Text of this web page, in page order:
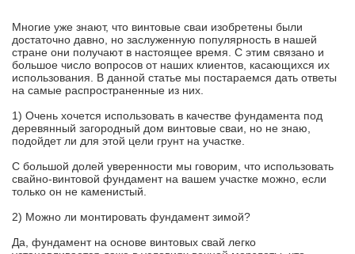
Многие уже знают, что винтовые сваи изобретены были
достаточно давно, но заслуженную популярность в нашей
стране они получают в настоящее время. С этим связано и
большое число вопросов от наших клиентов, касающихся их
использования. В данной статье мы постараемся дать ответы
на самые распространенные из них.
1) Очень хочется использовать в качестве фундамента под
деревянный загородный дом винтовые сваи, но не знаю,
подойдет ли для этой цели грунт на участке.
С большой долей уверенности мы говорим, что использовать
свайно-винтовой фундамент на вашем участке можно, если
только он не каменистый.
2) Можно ли монтировать фундамент зимой?
Да, фундамент на основе винтовых свай легко